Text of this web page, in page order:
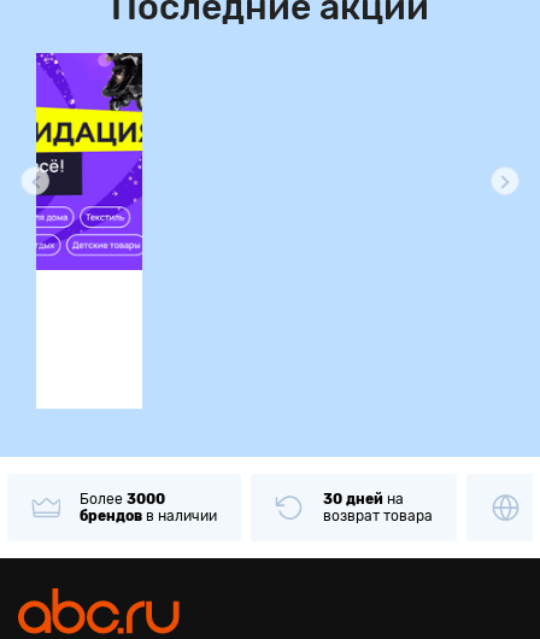
Более 3000
брендов в наличии
30 дней на
возврат товара